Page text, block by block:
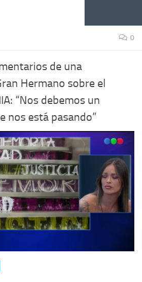
0
de una
Hermano sobre el
“Nos debemos un
nos está pasando”